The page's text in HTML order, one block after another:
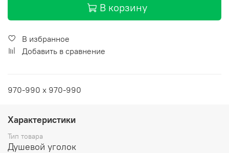
В корзину
В избранное
Добавить в сравнение
970-990 x 970-990
Характеристики
Тип товара
Душевой уголок